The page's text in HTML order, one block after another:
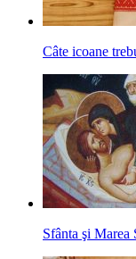
Câte icoane
Sfânta şi Marea